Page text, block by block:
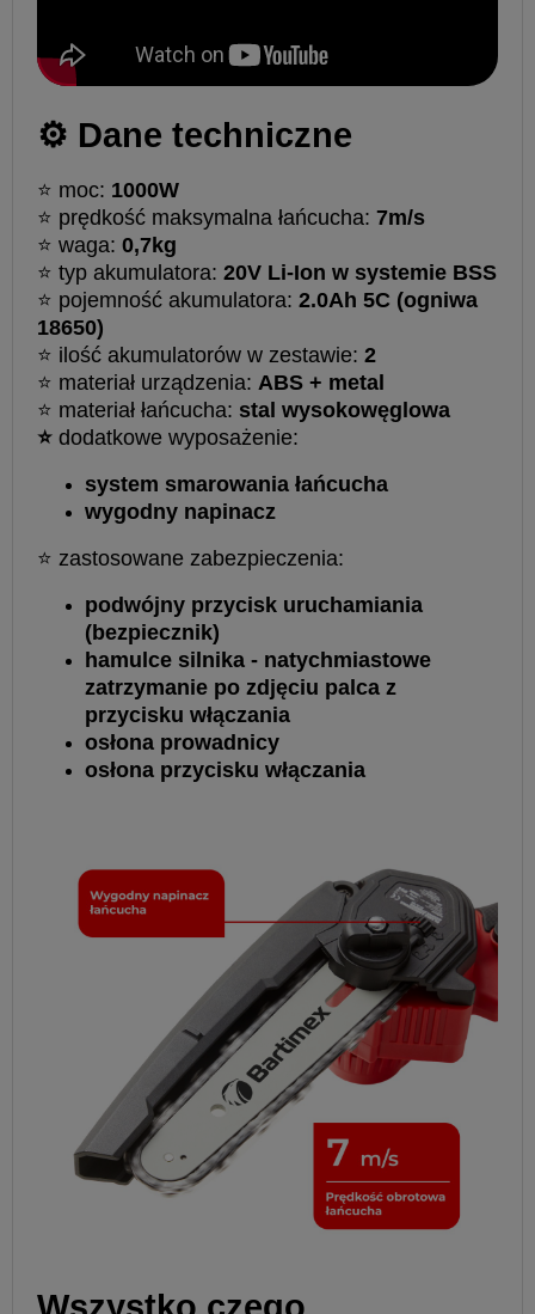
⚙️ Dane techniczne
⭐ moc: 1000W
⭐ prędkość maksymalna łańcucha: 7m/s
⭐ waga: 0,7kg
⭐ typ akumulatora: 20V Li-Ion w systemie BSS
⭐ pojemność akumulatora: 2.0Ah 5C (ogniwa
18650)
⭐ ilość akumulatorów w zestawie: 2
⭐ materiał urządzenia: ABS + metal
⭐ materiał łańcucha: stal wysokowęglowa
⭐ dodatkowe wyposażenie:
system smarowania łańcucha
wygodny napinacz
⭐ zastosowane zabezpieczenia:
podwójny przycisk uruchamiania
(bezpiecznik)
hamulce silnika - natychmiastowe
zatrzymanie po zdjęciu palca z
przycisku włączania
osłona prowadnicy
osłona przycisku włączania